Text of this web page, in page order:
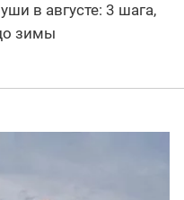
в августе: 3 шага,
зимы